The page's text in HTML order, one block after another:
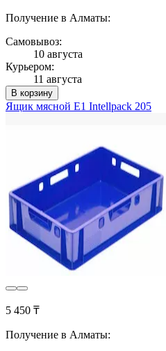
Получение в Алматы:
Самовывоз:
10 августа
Курьером:
11 августа
В корзину
Ящик мясной E1 Intellpack 205
5 450 ₸
Получение в Алматы: